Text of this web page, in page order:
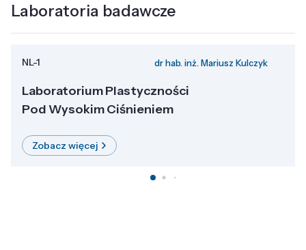
Laboratoria badawcze
NL-1 dr hab. inż. Mariusz Kulczyk
Laboratorium Plastyczności
Pod Wysokim Ciśnieniem
Zobacz więcej